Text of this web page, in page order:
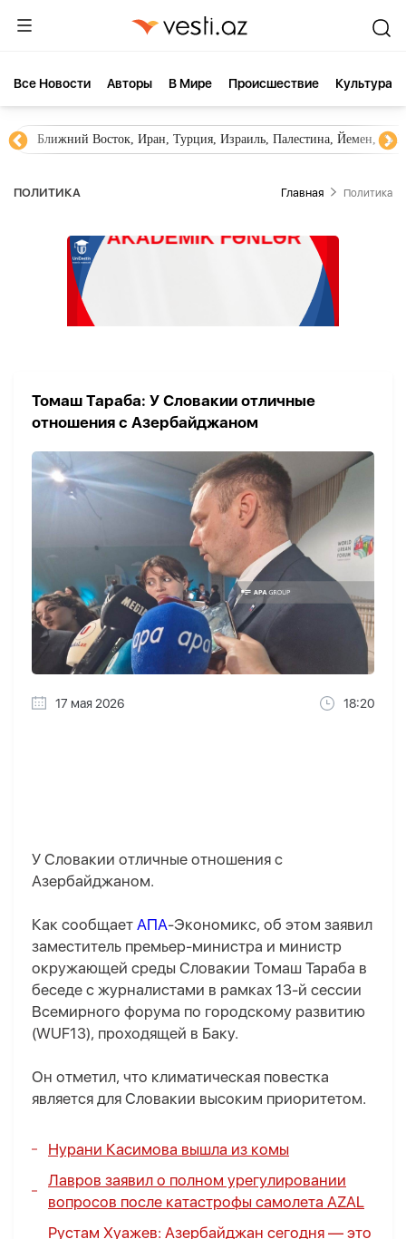
Все Новости Aвторы В Мире Происшествие Культура
Ближний Восток, Иран, Турция, Израиль, Палестина, Йемен,
ПОЛИТИКА Главная Политика
Томаш Тараба: У Словакии отличные
отношения с Азербайджаном
17 мая 2026 18:20
У Словакии отличные отношения с
Азербайджаном.
Как сообщает АПА-Экономикс, об этом заявил
заместитель премьер-министра и министр
окружающей среды Словакии Томаш Тараба в
беседе с журналистами в рамках 13-й сессии
Всемирного форума по городскому развитию
(WUF13), проходящей в Баку.
Он отметил, что климатическая повестка
является для Словакии высоким приоритетом.
Нурани Касимова вышла из комы
Лавров заявил о полном урегулировании
вопросов после катастрофы самолета AZAL
Рустам Хуажев: Азербайджан сегодня — это